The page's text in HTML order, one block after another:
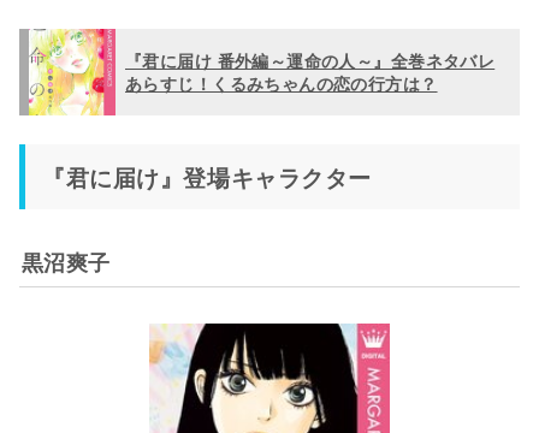
『君に届け 番外編～運命の人～』全巻ネタバレ
あらすじ！くるみちゃんの恋の行方は？
『君に届け』登場キャラクター
黒沼爽子